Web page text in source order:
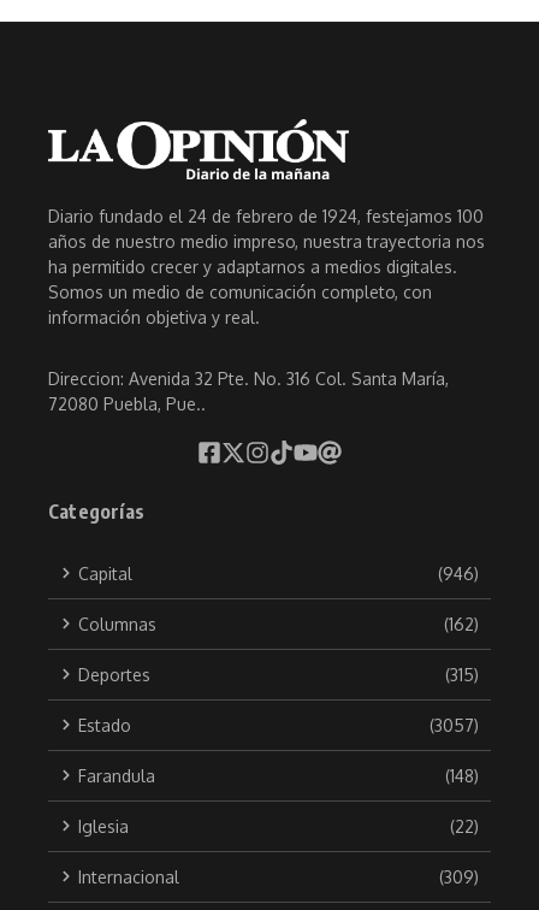
Diario fundado el 24 de febrero de 1924, festejamos 100
años de nuestro medio impreso, nuestra trayectoria nos
ha permitido crecer y adaptarnos a medios digitales.
Somos un medio de comunicación completo, con
información objetiva y real.
Direccion: Avenida 32 Pte. No. 316 Col. Santa María,
72080 Puebla, Pue..
Categorías
Capital (946)
Columnas (162)
Deportes (315)
Estado (3057)
Farandula (148)
Iglesia (22)
Internacional (309)